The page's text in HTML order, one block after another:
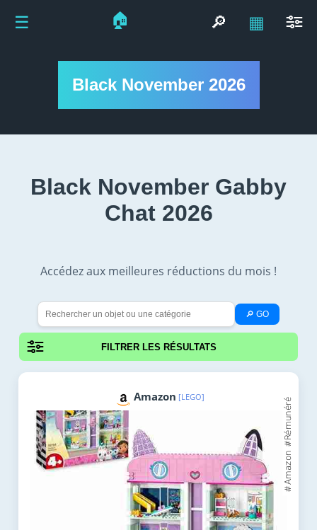
Black November 2026
Black November Gabby
Chat 2026
Accédez aux meilleures réductions du mois !
🔎 GO
☰ 🏠 🔎 ▦
FILTRER LES RÉSULTATS
Amazon [LEGO]